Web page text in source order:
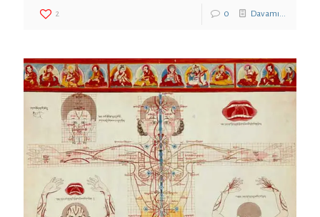
2 0 Davamı...